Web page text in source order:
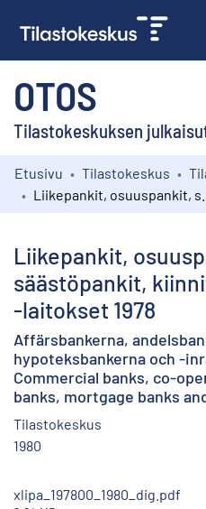
OTOS
Tilastokeskuksen
Kokoelmat
Etusivu Tilastokeskus
Liikepankit,
säästöpankit,
-laitokset 1978
Affärsbankerna,
hypoteksbankerna och -
Commercial banks, co-
banks, mortgage banks
Tilastokeskus
1980
xlipa_197800_1980_dig.pdf